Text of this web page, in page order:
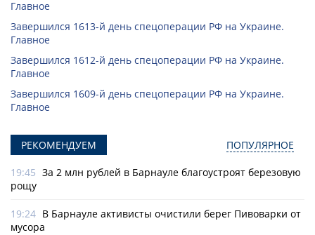
Главное
Завершился 1613-й день спецоперации РФ на Украине.
Главное
Завершился 1612-й день спецоперации РФ на Украине.
Главное
Завершился 1609-й день спецоперации РФ на Украине.
Главное
РЕКОМЕНДУЕМ ПОПУЛЯРНОЕ
19:45 За 2 млн рублей в Барнауле благоустроят березовую
рощу
19:24 В Барнауле активисты очистили берег Пивоварки от
мусора